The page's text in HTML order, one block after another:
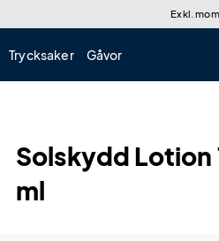
Exkl.
Trycksaker Gåvor
Solskydd Lotion
ml